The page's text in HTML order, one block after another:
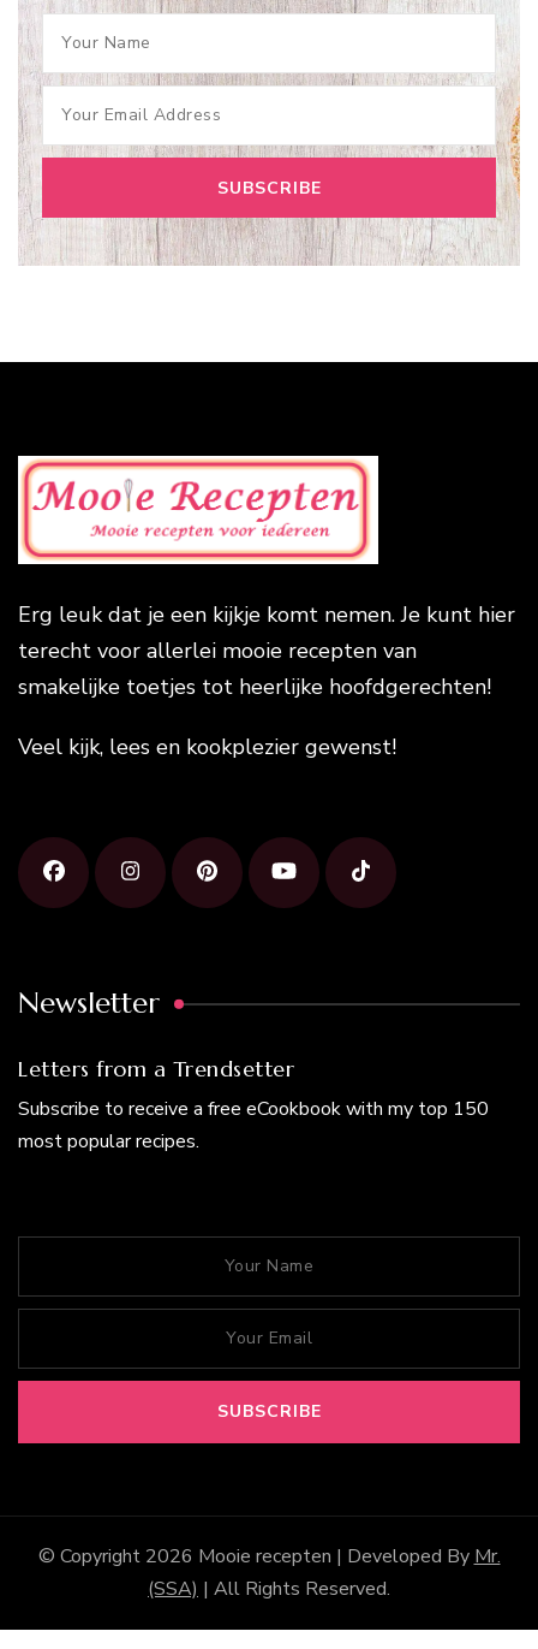
Erg leuk dat je een kijkje komt nemen. Je kunt hier
terecht voor allerlei mooie recepten van
smakelijke toetjes tot heerlijke hoofdgerechten!
Veel kijk, lees en kookplezier gewenst!
Newsletter
Letters from a Trendsetter
Subscribe to receive a free eCookbook with my top 150
most popular recipes.
© Copyright 2026 Mooie recepten | Developed By Mr.
(SSA) | All Rights Reserved.